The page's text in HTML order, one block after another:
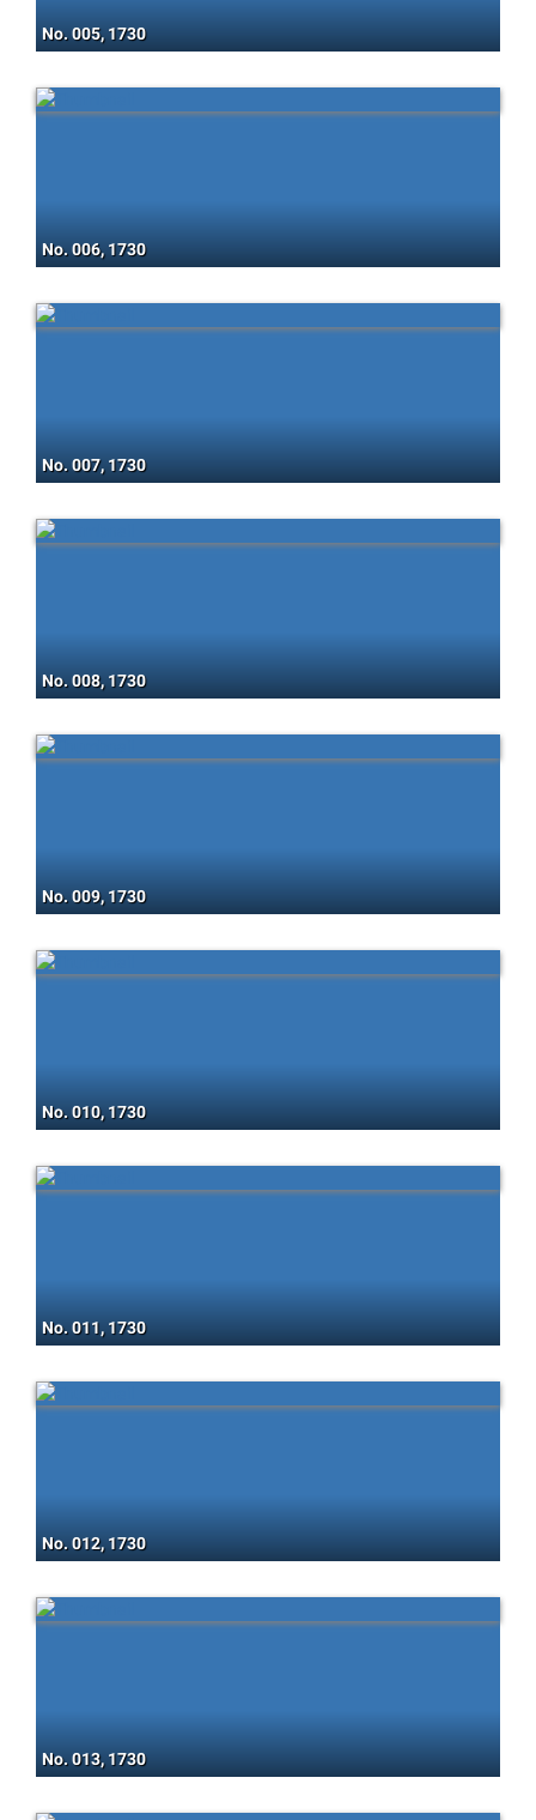
No. 005, 1730
No. 006, 1730
No. 007, 1730
No. 008, 1730
No. 009, 1730
No. 010, 1730
No. 011, 1730
No. 012, 1730
No. 013, 1730